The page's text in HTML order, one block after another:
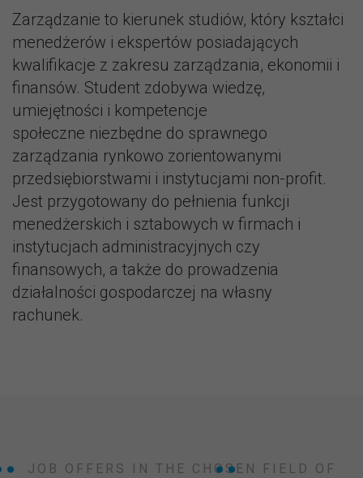
Zarządzanie to kierunek studiów, który kształci
menedżerów i ekspertów posiadających
kwalifikacje z zakresu zarządzania, ekonomii i
finansów. Student zdobywa wiedzę,
umiejętności i kompetencje
społeczne niezbędne do sprawnego
zarządzania rynkowo zorientowanymi
przedsiębiorstwami i instytucjami non-profit.
Jest przygotowany do pełnienia funkcji
menedżerskich i sztabowych w firmach i
instytucjach administracyjnych czy
finansowych, a także do prowadzenia
działalności gospodarczej na własny
rachunek.
JOB OFFERS IN THE CHOSEN FIELD OF